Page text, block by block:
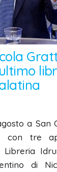
a San
con tre
di